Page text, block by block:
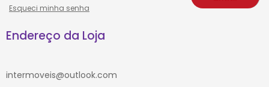
Esqueci minha senha
Endereço da Loja
intermoveis@outlook.com